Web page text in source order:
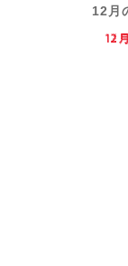
12月